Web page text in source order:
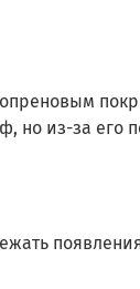
но из-за его